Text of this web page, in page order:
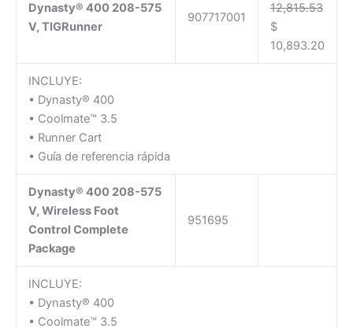
Dynasty® 400 208-575
V, TIGRunner
907717001
12,815.53
$
10,893.20
INCLUYE:
• Dynasty® 400
• Coolmate™ 3.5
• Runner Cart
• Guía de referencia rápida
Dynasty® 400 208-575
V, Wireless Foot
Control Complete
Package
951695
INCLUYE:
• Dynasty® 400
• Coolmate™ 3.5